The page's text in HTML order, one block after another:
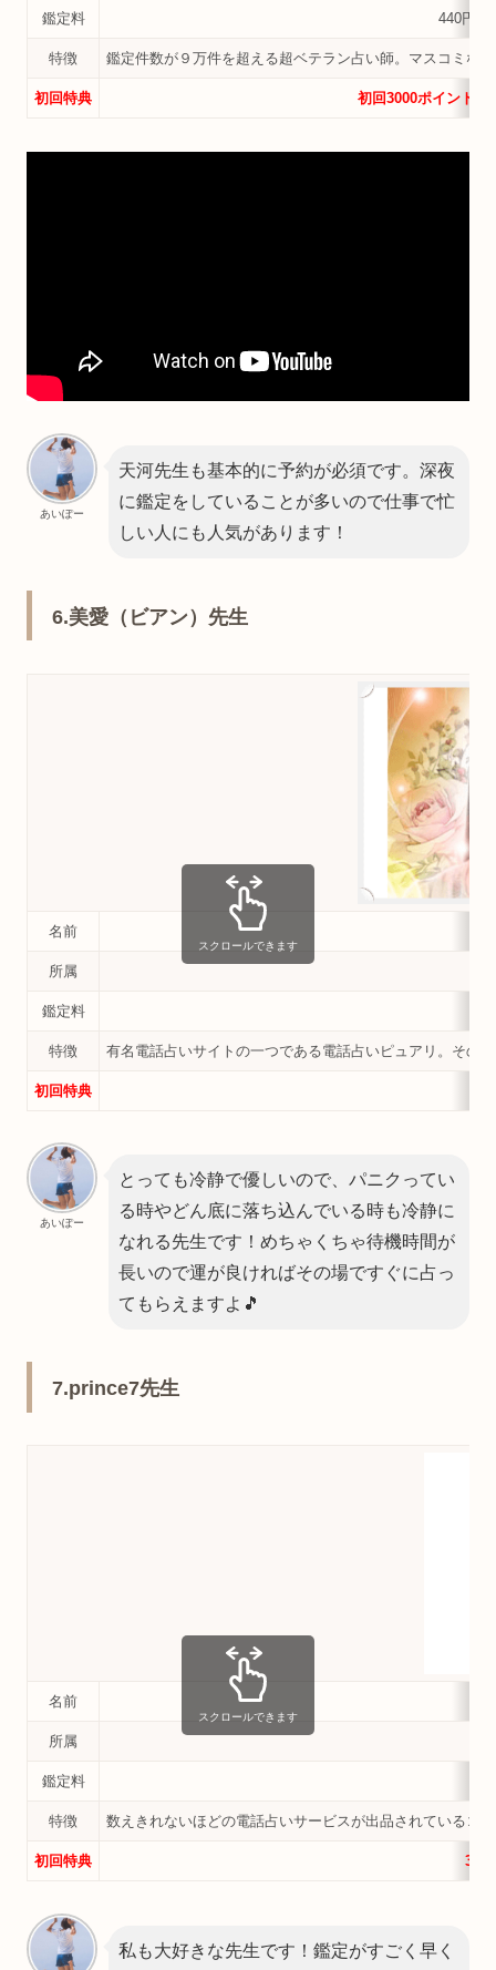
鑑定料 440円/分
特徴 鑑定件数が９万件を超える超ベテラン占い師。マスコミな
初回特典 初回3000ポイントプ
あいぽー
天河先生も基本的に予約が必須です。深夜
に鑑定をしていることが多いので仕事で忙
しい人にも人気があります！
6.美愛（ビアン）先生
名前
所属
鑑定料
特徴 有名電話占いサイトの一つである電話占いピュアリ。その
初回特典
スクロールできます
あいぽー
とっても冷静で優しいので、パニクってい
る時やどん底に落ち込んでいる時も冷静に
なれる先生です！めちゃくちゃ待機時間が
長いので運が良ければその場ですぐに占っ
てもらえますよ🎵
7.prince7先生
名前
所属
鑑定料
特徴 数えきれないほどの電話占いサービスが出品されているコ
初回特典
スクロールできます
私も大好きな先生です！鑑定がすごく早く